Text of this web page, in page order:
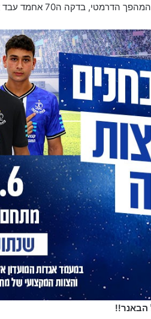
אחמד עבד אל גני השיג עבורם את השוויון.
הבאנר!!